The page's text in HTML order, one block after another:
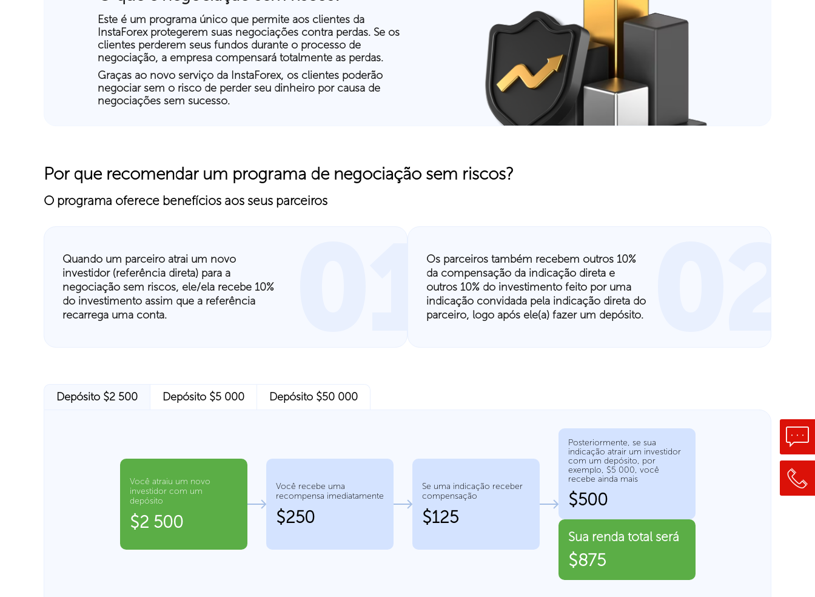
Este é um programa único que permite aos clientes da
InstaForex protegerem suas negociações contra perdas. Se os
clientes perderem seus fundos durante o processo de
negociação, a empresa compensará totalmente as perdas.
Graças ao novo serviço da InstaForex, os clientes poderão
negociar sem o risco de perder seu dinheiro por causa de
negociações sem sucesso.
Por que recomendar um programa de negociação sem riscos?
O programa oferece benefícios aos seus parceiros
Quando um parceiro atrai um novo
investidor (referência direta) para a
negociação sem riscos, ele/ela recebe 10%
do investimento assim que a referência
recarrega uma conta.
Os parceiros também recebem outros 10%
da compensação da indicação direta e
outros 10% do investimento feito por uma
indicação convidada pela indicação direta do
parceiro, logo após ele(a) fazer um depósito.
Depósito $2 500 Depósito $5 000 Depósito $50 000
Você atraiu um novo
investidor com um
depósito
$2 500
Você recebe uma
recompensa imediatamente
$250
Se uma indicação receber
compensação
$125
Posteriormente, se sua
indicação atrair um investidor
com um depósito, por
exemplo, $5 000, você
recebe ainda mais
$500
Sua renda total será
$875